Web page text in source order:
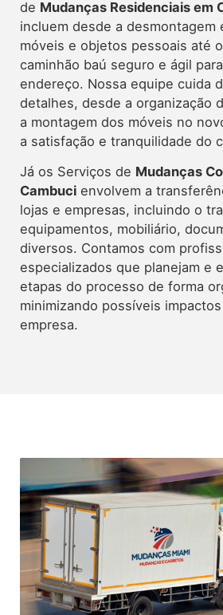
de Mudanças Residenciais em
incluem desde a desmontagem
móveis e objetos pessoais até
caminhão baú seguro e ágil
endereço. Nossa equipe cuida
detalhes, desde a organização
a montagem dos móveis no
a satisfação e tranquilidade do
Já os Serviços de Mudanças
Cambuci envolvem a
lojas e empresas, incluindo o
equipamentos, mobiliário,
diversos. Contamos com
especializados que planejam e
etapas do processo de forma
minimizando possíveis
empresa.